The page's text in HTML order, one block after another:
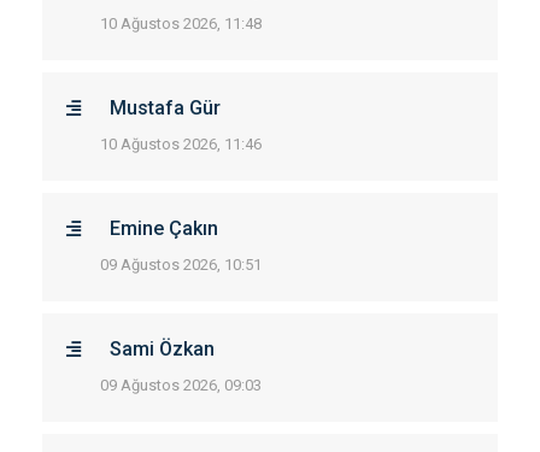
10 Ağustos 2026, 11:48
Mustafa Gür
10 Ağustos 2026, 11:46
Emine Çakın
09 Ağustos 2026, 10:51
Sami Özkan
09 Ağustos 2026, 09:03